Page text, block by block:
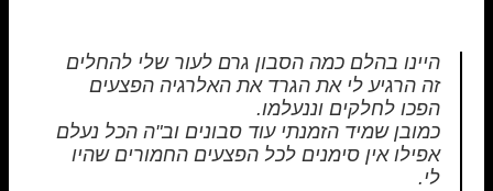
היינו בהלם כמה הסבון גרם לעור שלי להחלים
זה הרגיע לי את הגרד את האלרגיה הפצעים
הפכו לחלקים וננעלמו.
כמובן שמיד הזמנתי עוד סבונים וב"ה הכל נעלם
אפילו אין סימנים לכל הפצעים החמורים שהיו
לי.